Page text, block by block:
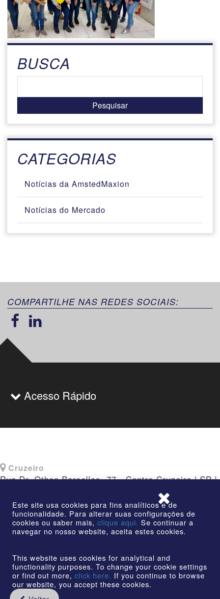
BUSCA
CATEGORIAS
Notícias da AmstedMaxion
Notícias do Mercado
COMPARTILHE NAS REDES SOCIAIS:
Acesso Rápido
Cruzeiro
Rua Dr. Othon Barcellos, 77 - Centro Cruzeiro | SP |
direitos reservados
Este site usa cookies para fins analíticos e de
funcionalidade. Para alterar suas configurações de
cookies ou saber mais, clique aqui. Se continuar a
navegar no nosso website, aceita estes cookies.
This website uses cookies for analytical and
functionality purposes. To change your cookie settings
or find out more, click here. If you continue to browse
our website, you accept these cookies.